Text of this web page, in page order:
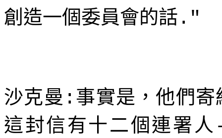
創造一個委員會的話 ."
沙克曼 : 事實是，他們
這封信有十二個連署人